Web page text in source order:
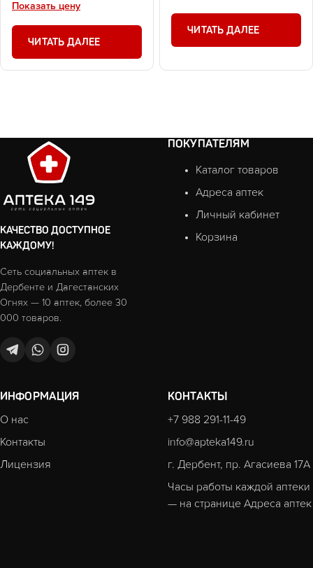
Показать цену
ЧИТАТЬ ДАЛЕЕ
ЧИТАТЬ ДАЛЕЕ
КАЧЕСТВО ДОСТУПНОЕ
КАЖДОМУ!
Сеть социальных аптек в
Дербенте и Дагестанских
Огнях — 10 аптек, более 30
000 товаров.
ПОКУПАТЕЛЯМ
Каталог товаров
Адреса аптек
Личный кабинет
Корзина
ИНФОРМАЦИЯ
О нас
Контакты
Лицензия
КОНТАКТЫ
+7 988 291-11-49
info@apteka149.ru
г. Дербент, пр. Агасиева 17А
Часы работы каждой аптеки
— на странице Адреса аптек